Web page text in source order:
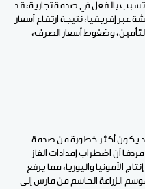
تسبب بالفعل في صدمة تجارية، قد
عبر إفريقيا، نتيجة ارتفاع أسعار
وضغوط أسعار الصرف،
قد يكون أكثر خطورة من صدمة
أن اضطراب إمدادات الغاز
الأمونيا واليوريا، مما يرفع
الزراعة الحاسم من مارس إلى